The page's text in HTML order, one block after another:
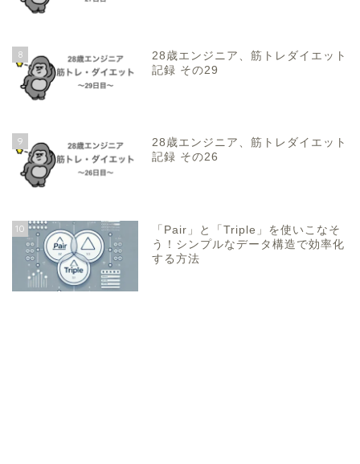
8
28歳エンジニア、筋トレダイエット
記録 その29
9
28歳エンジニア、筋トレダイエット
記録 その26
10
「Pair」と「Triple」を使いこなそ
う！シンプルなデータ構造で効率化
する方法